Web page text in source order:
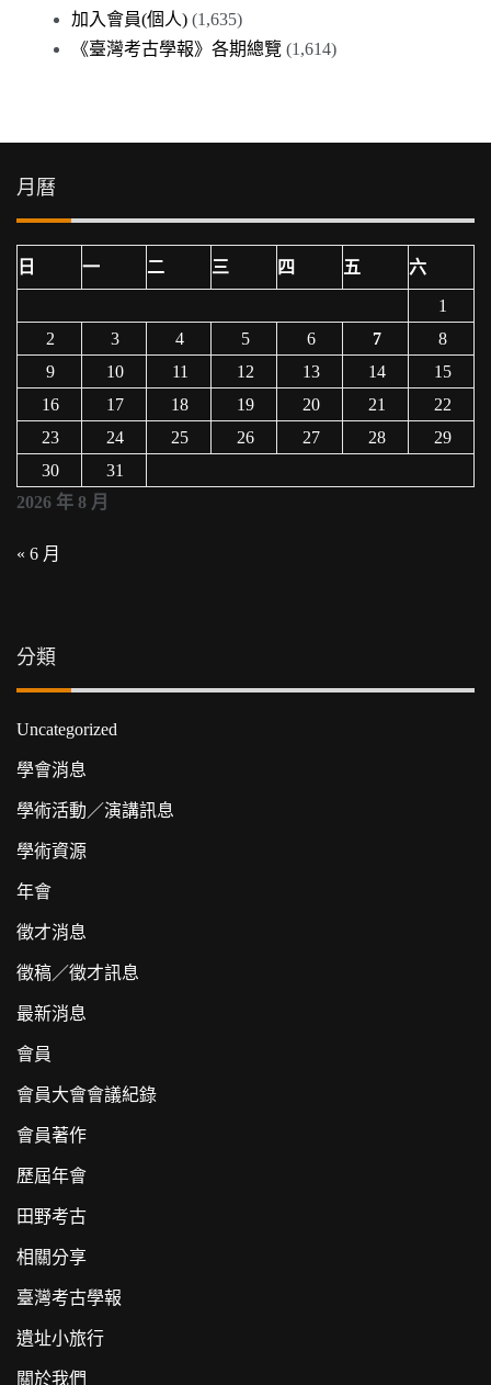
加入會員(個人) (1,635)
《臺灣考古學報》各期總覽 (1,614)
月曆
2026 年 8 月
日 一 二 三 四 五 六
1
2
3 4 5 6 7
8
9
10 11 12 13 14
15
16
17 18 19 20 21
22
23
24 25 26 27 28
29
30
31
« 6 月
分類
Uncategorized
學會消息
學術活動／演講訊息
學術資源
年會
徵才消息
徵稿／徵才訊息
最新消息
會員
會員大會會議紀錄
會員著作
歷屆年會
田野考古
相關分享
臺灣考古學報
遺址小旅行
關於我們